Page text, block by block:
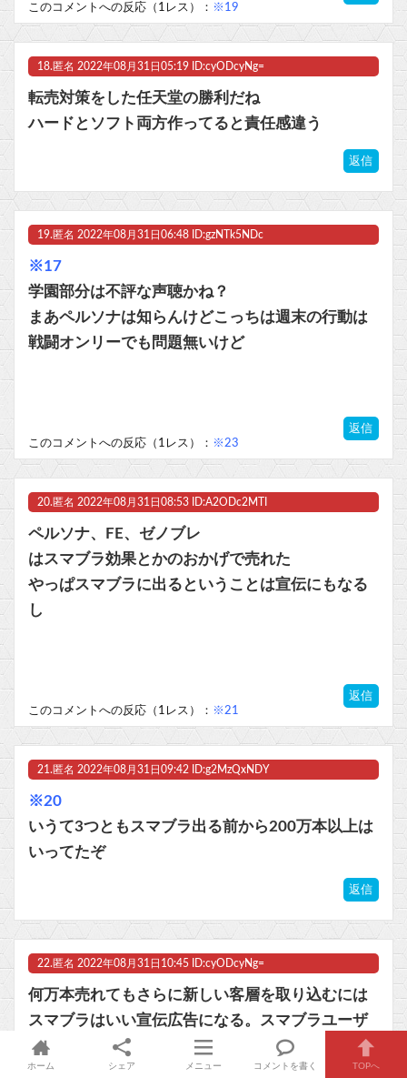
このコメントへの反応（1レス）： ※19
18. 匿名 2022年08月31日05:19 ID:cyODcyNg=
転売対策をした任天堂の勝利だね
ハードとソフト両方作ってると責任感違う
返信
19. 匿名 2022年08月31日06:48 ID:gzNTk5NDc
※17
学園部分は不評な声聴かね？
まあペルソナは知らんけどこっちは週末の行動は
戦闘オンリーでも問題無いけど
返信
このコメントへの反応（1レス）： ※23
20. 匿名 2022年08月31日08:53 ID:A2ODc2MTI
ペルソナ、FE、ゼノブレ
はスマブラ効果とかのおかげで売れた
やっぱスマブラに出るということは宣伝にもなる
し
返信
このコメントへの反応（1レス）： ※21
21. 匿名 2022年08月31日09:42 ID:g2MzQxNDY
※20
いうて3つともスマブラ出る前から200万本以上は
いってたぞ
返信
22. 匿名 2022年08月31日10:45 ID:cyODcyNg=
何万本売れてもさらに新しい客層を取り込むには
スマブラはいい宣伝広告になる。スマブラユーザ
ーはSwitch持ってる前提だから広告として優秀マ
ーケティング。
ホーム シェア メニュー コメントを書く TOPへ